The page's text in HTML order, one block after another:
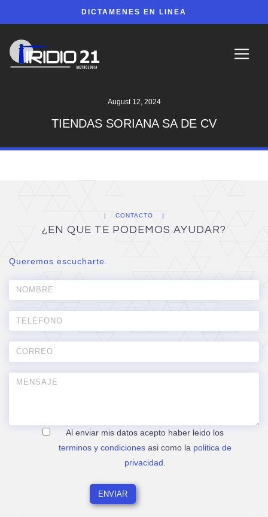
DICTAMENES EN LINEA
August 12, 2024
TIENDAS SORIANA SA DE CV
CONTACTO
¿EN QUE TE PODEMOS AYUDAR?
Queremos escucharte.
Al enviar mis datos acepto haber leido los
terminos y condicionesasi como la politica de
privacidad